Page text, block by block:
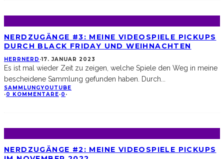
NERDZUGÄNGE #3: MEINE VIDEOSPIELE PICKUPS
DURCH BLACK FRIDAY UND WEIHNACHTEN
HERRNERD ·17. JANUAR 2023
Es ist mal wieder Zeit zu zeigen, welche Spiele den Weg in meine
bescheidene Sammlung gefunden haben. Durch
SAMMLUNGYOUTUBE
·0 KOMMENTARE·0 ·
NERDZUGÄNGE #2: MEINE VIDEOSPIELE PICKUPS